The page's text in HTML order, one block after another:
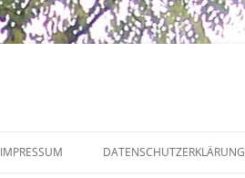
IMPRESSUM DATENSCHUTZERKLÄRUNG